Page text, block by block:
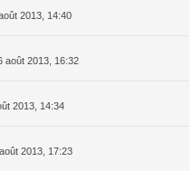
2013, 14:40
août 2013, 16:32
2013, 14:34
2013, 17:23